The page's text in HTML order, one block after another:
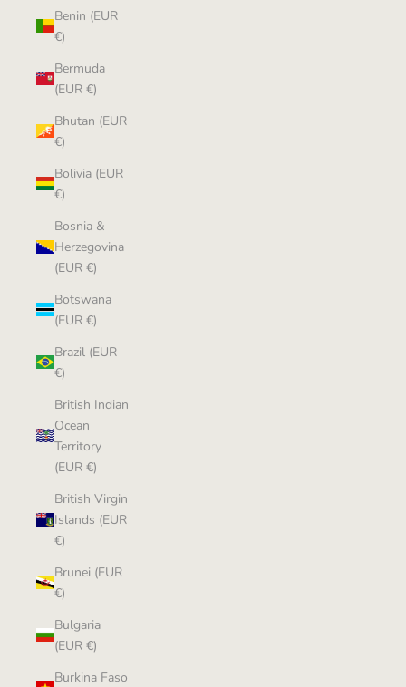
Benin (EUR
€)
Bermuda
(EUR €)
Bhutan (EUR
€)
Bolivia (EUR
€)
Bosnia &
Herzegovina
(EUR €)
Botswana
(EUR €)
Brazil (EUR
€)
British Indian
Ocean
Territory
(EUR €)
British Virgin
Islands (EUR
€)
Brunei (EUR
€)
Bulgaria
(EUR €)
Burkina Faso